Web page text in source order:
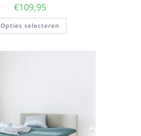
€109,95
Opties selecteren